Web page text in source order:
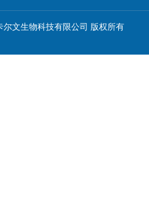
文生物科技有限公司 版权所有